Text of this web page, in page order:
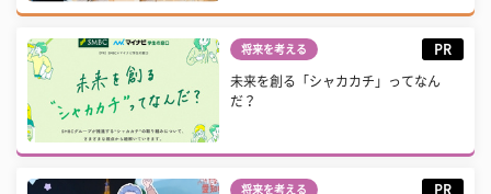
将来を考える PR
未来を創る「シャカカチ」ってなん
だ？
将来を考える PR